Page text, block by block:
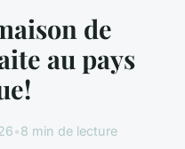
de
au pays
•8 min de lecture